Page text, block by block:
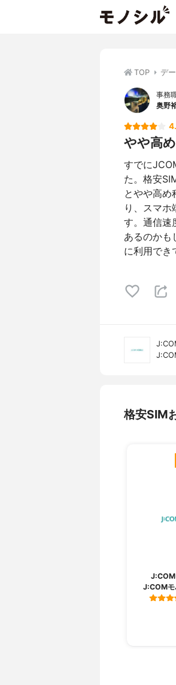
TOP デ
事務
奥野
やや高
すでに
た。格安
とやや高め
り、スマホ
す。通信速
あるのかも
に利用でき
格安SIM
J:COMモ